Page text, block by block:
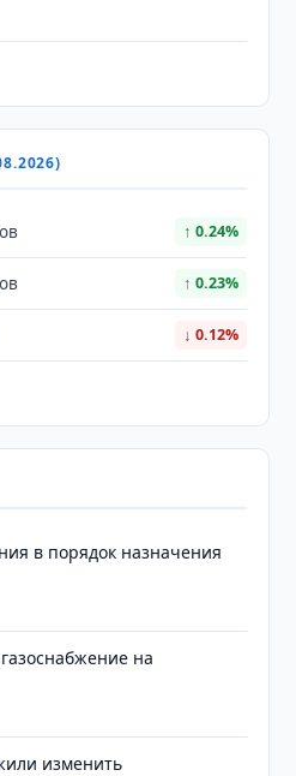
↑ 0.24%
↑ 0.23%
↓ 0.12%
в порядок назначения
на
изменить